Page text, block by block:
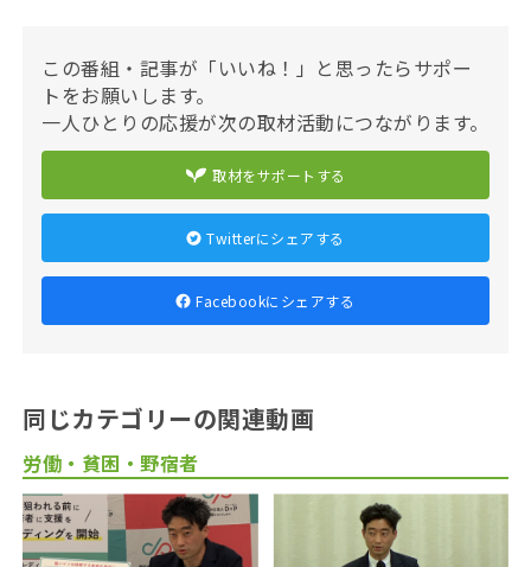
この番組・記事が「いいね！」と思ったらサポー
トをお願いします。
一人ひとりの応援が次の取材活動につながります。
取材をサポートする
Twitterにシェアする
Facebookにシェアする
同じカテゴリーの関連動画
労働・貧困・野宿者